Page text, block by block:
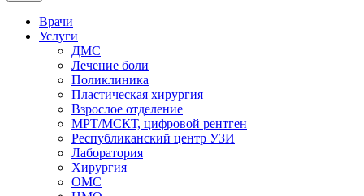
Врачи
Услуги
ДМС
Лечение боли
Поликлиника
Пластическая хирургия
Взрослое отделение
МРТ/МСКТ, цифровой рентген
Республиканский центр УЗИ
Лаборатория
Хирургия
ОМС